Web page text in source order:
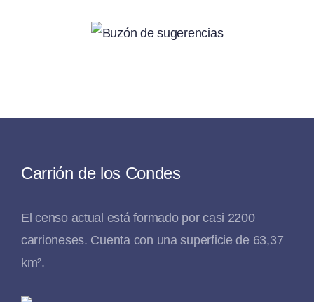
Carrión de los Condes
El censo actual está formado por casi 2200
carrioneses. Cuenta con una superficie de 63,37
km².